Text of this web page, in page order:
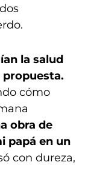
la salud
propuesta.
cómo
obra de
papá en un
con dureza,